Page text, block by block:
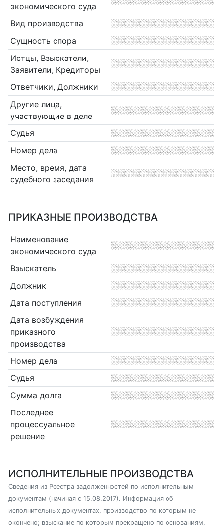
экономического суда
Вид производства
Сущность спора
Истцы, Взыскатели,
Заявители, Кредиторы
Ответчики, Должники
Другие лица,
участвующие в деле
Судья
Номер дела
Место, время, дата
судебного заседания
ПРИКАЗНЫЕ ПРОИЗВОДСТВА
Наименование
экономического суда
Взыскатель
Должник
Дата поступления
Дата возбуждения
приказного
производства
Номер дела
Судья
Сумма долга
Последнее
процессуальное
решение
ИСПОЛНИТЕЛЬНЫЕ ПРОИЗВОДСТВА
Сведения из Реестра задолженностей по исполнительным
документам (начиная с 15.08.2017). Информация об
исполнительных документах, производство по которым не
окончено; взыскание по которым прекращено по основаниям,